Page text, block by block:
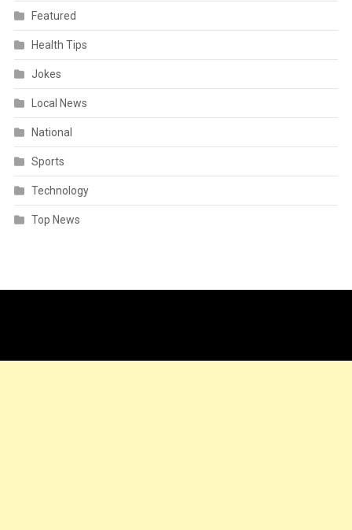
Featured
Health Tips
Jokes
Local News
National
Sports
Technology
Top News